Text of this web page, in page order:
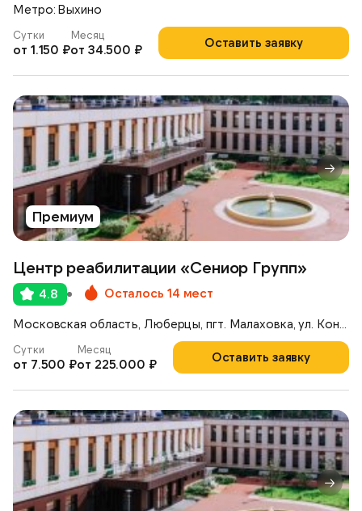
Метро: Выхино
Оставить заявку
Сутки
от 1.150 ₽
Месяц
от 34.500 ₽
Премиум
Центр реабилитации «Сениор Групп»
4.8 Осталось 14 мест
Оставить заявку
Сутки
от 7.500 ₽
Месяц
от 225.000 ₽